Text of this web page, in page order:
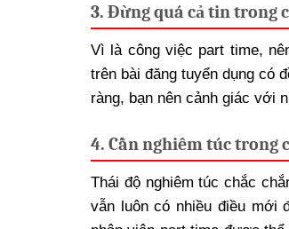
3. Đừng quá cả tin trong
Vì là công việc part time,
trên bài đăng tuyển dụng có
ràng, bạn nên cảnh giác với
4. Cần nghiêm túc trong
Thái độ nghiêm túc chắc
vẫn luôn có nhiều điều mới